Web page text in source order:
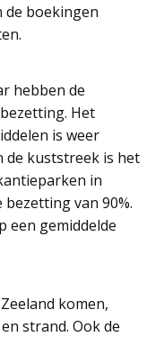
de boekingen
hebben de
Het
is weer
de kuststreek is het
in
van 90%.
een gemiddelde
komen,
strand. Ook de